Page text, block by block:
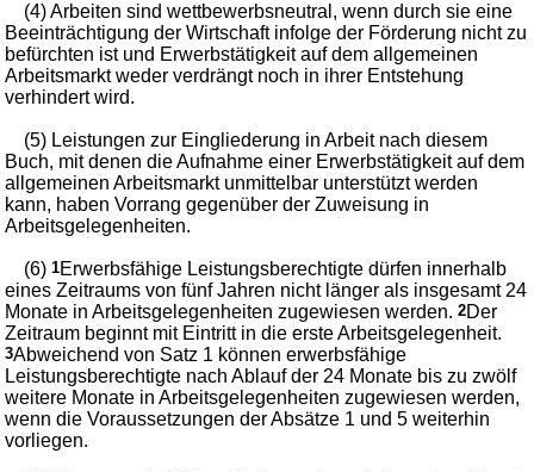
(4) Arbeiten sind wettbewerbsneutral, wenn durch sie eine
Beeinträchtigung der Wirtschaft infolge der Förderung nicht zu
befürchten ist und Erwerbstätigkeit auf dem allgemeinen
Arbeitsmarkt weder verdrängt noch in ihrer Entstehung
verhindert wird.
(5) Leistungen zur Eingliederung in Arbeit nach diesem
Buch, mit denen die Aufnahme einer Erwerbstätigkeit auf dem
allgemeinen Arbeitsmarkt unmittelbar unterstützt werden
kann, haben Vorrang gegenüber der Zuweisung in
Arbeitsgelegenheiten.
(6)1Erwerbsfähige Leistungsberechtigte dürfen innerhalb
eines Zeitraums von fünf Jahren nicht länger als insgesamt 24
Monate in Arbeitsgelegenheiten zugewiesen werden.2Der
Zeitraum beginnt mit Eintritt in die erste Arbeitsgelegenheit.
3Abweichend von Satz 1 können erwerbsfähige
Leistungsberechtigte nach Ablauf der 24 Monate bis zu zwölf
weitere Monate in Arbeitsgelegenheiten zugewiesen werden,
wenn die Voraussetzungen der Absätze 1 und 5 weiterhin
vorliegen.